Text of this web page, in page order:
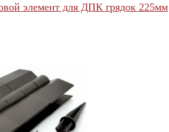
элемент для ДПК грядок 225мм